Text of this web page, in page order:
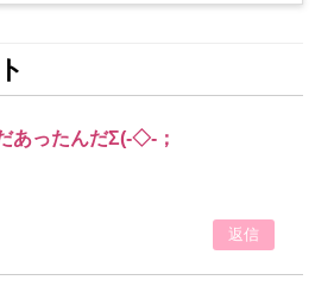
あったんだΣ(-◇-；
返信